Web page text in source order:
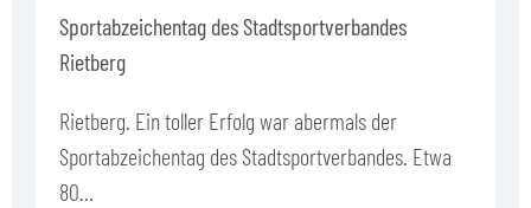
Sportabzeichentag des Stadtsportverbandes
Rietberg
Rietberg. Ein toller Erfolg war abermals der
Sportabzeichentag des Stadtsportverbandes. Etwa
80…